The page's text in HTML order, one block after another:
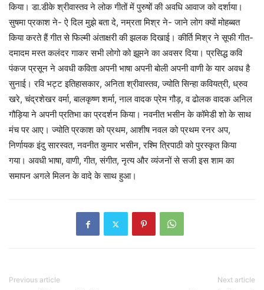
किया। डा.डीके श्रीवास्तव ने लोक गीतों में पुरुषों की अवधि आवाज को दर्शाया।
सुषमा प्रकाश ने- ऐ दिल मुझे बता दे, नम्रता मिश्र ने- जाने लोग क्यों मोहब्बत
किया करते हैं गीत से फिल्मी अंताक्षरी की झलक दिखाई। कीर्ति मिश्र ने सूफी गीत-
दमादम मस्त कलंदर गाकर सभी लोगो को झूमने का अवसर दिया। प्रसिद्ध कवि
पंकज प्रसून ने अवधी कविता अपनी भाषा अपनी बोली अपनी वाणी के यार अवध है
सुनाई। रवि भट्ट इतिहासकार, अनिता श्रीवास्तव, ज्योति सिन्हा कवियत्री, ध्रुव
खरे, चंद्रशेखर वर्मा, बालकृष्ण शर्मा, नाल वादक प्रेम गौड़, व ढोलक वादक अनिल
गौड़िया ने अपनी प्रतिभा का प्रदर्शन किया। नवनीत भसीन के कॉमेडी शो के साथ
मंच पर आए। ज्योति प्रकाश को प्रथम, आशीष नवल को प्रथम रनर अप,
निर्णायक इंदु सारस्वत, नवनीत कुमार भसीन, रश्मि त्रिपाठी को पुरस्कृत किया
गया। अवधी भाषा, वाणी, गीत, संगीत, नृत्य और व्यंजनों से सजी इस शाम का
समापन अगले मिलन के वादे के साथ हुआ।
Previous article Next article